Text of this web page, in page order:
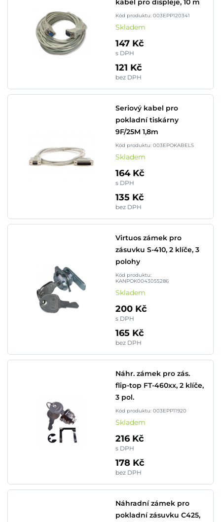
kabel pro displeje, 10 m
Kód produktu: 003EPP120341
Skladem
147 Kč
s DPH
121 Kč
bez DPH
Seriový kabel pro
pokladní tiskárny
9F/25M 1,8m
Kód produktu: 003EPOKABELS
Skladem
164 Kč
s DPH
135 Kč
bez DPH
Virtuos zámek pro
zásuvku S-410, 2 klíče, 3
polohy
Kód produktu:
KANPOK0043055286
Skladem
200 Kč
s DPH
165 Kč
bez DPH
Náhr. zámek pro zás.
flip-top FT-460xx, 2 klíče,
3 pol.
Kód produktu: 003EPP11920
Skladem
216 Kč
s DPH
178 Kč
bez DPH
Náhradní zámek pro
pokladní zásuvku C425,